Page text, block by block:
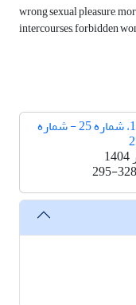
wrong sexual pleasure,
intercourses, forbidden
دوره 13، شماره 25 - شماره
295-328